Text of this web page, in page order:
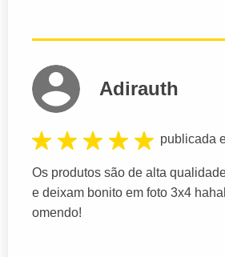
Adirauth
publicada
Os produtos são de alta
e deixam bonito em foto 3x4
omendo!